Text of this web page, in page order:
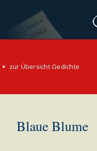
zur Übersicht Gedichte
Blaue Blume